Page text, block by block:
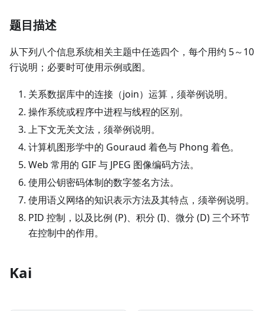
题目描述
从下列八个信息系统相关主题中任选四个，每个用约 5～10
行说明；必要时可使用示例或图。
关系数据库中的连接（join）运算，须举例说明。
操作系统或程序中进程与线程的区别。
上下文无关文法，须举例说明。
计算机图形学中的 Gouraud 着色与 Phong 着色。
Web 常用的 GIF 与 JPEG 图像编码方法。
使用公钥密码体制的数字签名方法。
使用语义网络的知识表示方法及其特点，须举例说明。
PID 控制，以及比例 (P)、积分 (I)、微分 (D) 三个环节
在控制中的作用。
Kai